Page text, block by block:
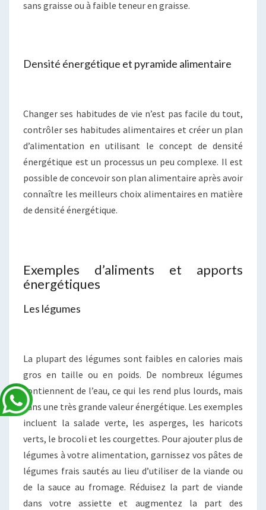
sans graisse ou à faible teneur en graisse.
Densité énergétique et pyramide alimentaire
Changer ses habitudes de vie n’est pas facile du tout,
contrôler ses habitudes alimentaires et créer un plan
d’alimentation en utilisant le concept de densité
énergétique est un processus un peu complexe. Il est
possible de concevoir son plan alimentaire après avoir
connaître les meilleurs choix alimentaires en matière
de densité énergétique.
Exemples d’aliments et apports
énergétiques
Les légumes
La plupart des légumes sont faibles en calories mais
gros en taille ou en poids. De nombreux légumes
contiennent de l’eau, ce qui les rend plus lourds, mais
sans une très grande valeur énergétique. Les exemples
incluent la salade verte, les asperges, les haricots
verts, le brocoli et les courgettes. Pour ajouter plus de
légumes à votre alimentation, garnissez vos pâtes de
légumes frais sautés au lieu d’utiliser de la viande ou
de la sauce au fromage. Réduisez la part de viande
dans votre assiette et augmentez la part des